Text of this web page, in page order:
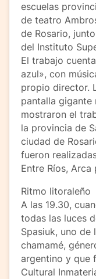
escuelas
de teatro
de Rosario,
del Instituto
El trabajo
azul», con
propio director.
pantalla
mostraron el
la provincia de
ciudad de
fueron
Entre Ríos,
Ritmo litoraleño
A las 19.30,
todas las luces
Spasiuk, uno de
chamamé,
argentino y que
Cultural